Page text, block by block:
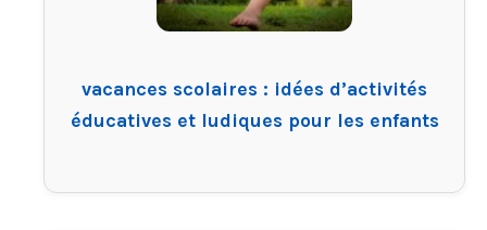
vacances scolaires : idées d’activités
éducatives et ludiques pour les enfants